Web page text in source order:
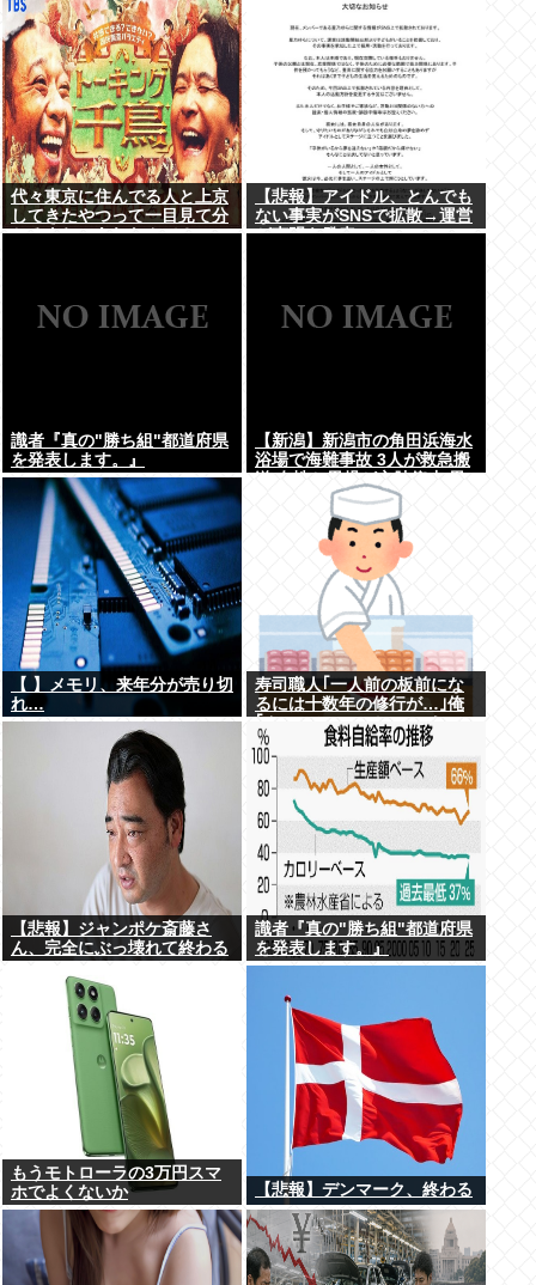
代々東京に住んでる人と上京
してきたやつって一目見て分
かるよね。あれなんで？
【悲報】アイドル、とんでも
ない事実がSNSで拡散→運営
が声明を発表www
識者『真の"勝ち組"都道府県
を発表します。』
【新潟】新潟市の角田浜海水
浴場で海難事故 3人が救急搬
送 女性と男児が心肺停止 男
性は意識あり
【 】メモリ、来年分が売り切
れ…
寿司職人｢一人前の板前にな
るには十数年の修行が…｣俺
｢ん、スシローでいいっしょ
(笑)あんまかわんねｗ｣
【悲報】ジャンポケ斎藤さ
ん、完全にぶっ壊れて終わる
識者『真の"勝ち組"都道府県
を発表します。』
もうモトローラの3万円スマ
ホでよくないか
【悲報】デンマーク、終わる